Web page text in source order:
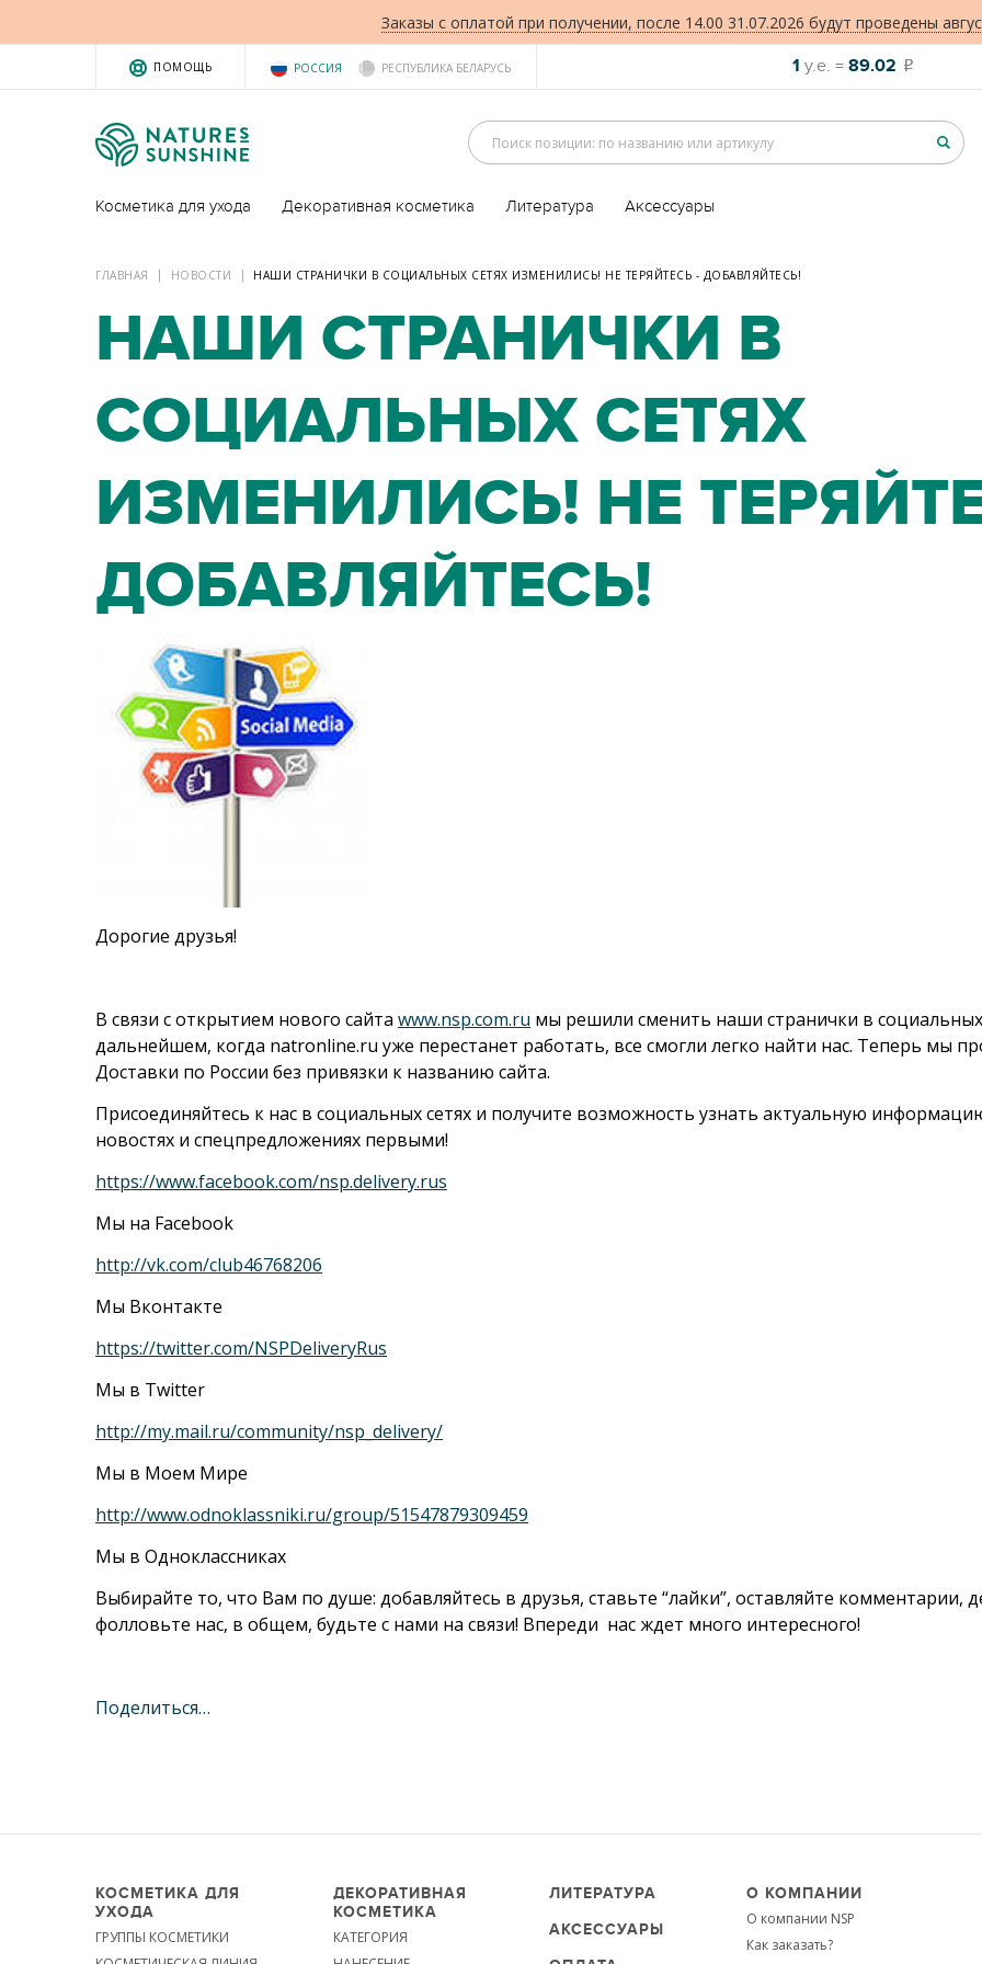
Заказы с оплатой при получении, после 14.00 31.07.2026 будут проведены
ПОМОЩЬ РОССИЯ РЕСПУБЛИКА БЕЛАРУСЬ 1 у.е. = 89.02 o
Косметика для ухода Декоративная косметика Литература Аксессуары
ГЛАВНАЯ НОВОСТИ НАШИ СТРАНИЧКИ В СОЦИАЛЬНЫХ СЕТЯХ ИЗМЕНИЛИСЬ! НЕ ТЕРЯЙТЕСЬ - ДОБАВЛЯЙТЕСЬ!
НАШИ СТРАНИЧКИ В
СОЦИАЛЬНЫХ СЕТЯХ
ИЗМЕНИЛИСЬ! НЕ
ДОБАВЛЯЙТЕСЬ!
Дорогие друзья!
В связи с открытием нового сайта www.nsp.com.ru мы решили сменить наши странички в социальных
дальнейшем, когда natronline.ru уже перестанет работать, все смогли легко найти нас. Теперь мы
Доставки по России без привязки к названию сайта.
Присоединяйтесь к нас в социальных сетях и получите возможность узнать актуальную
новостях и спецпредложениях первыми!
https://www.facebook.com/nsp.delivery.rus
Мы на Facebook
http://vk.com/club46768206
Мы Вконтакте
https://twitter.com/NSPDeliveryRus
Мы в Twitter
http://my.mail.ru/community/nsp_delivery/
Мы в Моем Мире
http://www.odnoklassniki.ru/group/51547879309459
Мы в Одноклассниках
Выбирайте то, что Вам по душе: добавляйтесь в друзья, ставьте “лайки”, оставляйте комментарии,
фолловьте нас, в общем, будьте с нами на связи! Впереди нас ждет много интересного!
Поделиться…
КОСМЕТИКА ДЛЯ
УХОДА
ГРУППЫ КОСМЕТИКИ
ДЕКОРАТИВНАЯ
КОСМЕТИКА
КАТЕГОРИЯ
ЛИТЕРАТУРА
АКСЕССУАРЫ
О КОМПАНИИ
О компании NSP
Как заказать?